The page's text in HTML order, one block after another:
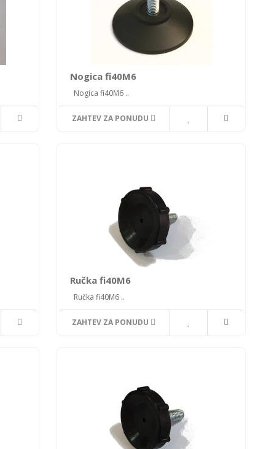
Nogica fi40M6
Nogica fi40M6 ..
ZAHTEV ZA PONUDU
Ručka fi40M6
Ručka fi40M6 ..
ZAHTEV ZA PONUDU